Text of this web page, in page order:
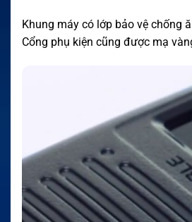
Khung máy có lớp bảo vệ chống
Cổng phụ kiện cũng được mạ